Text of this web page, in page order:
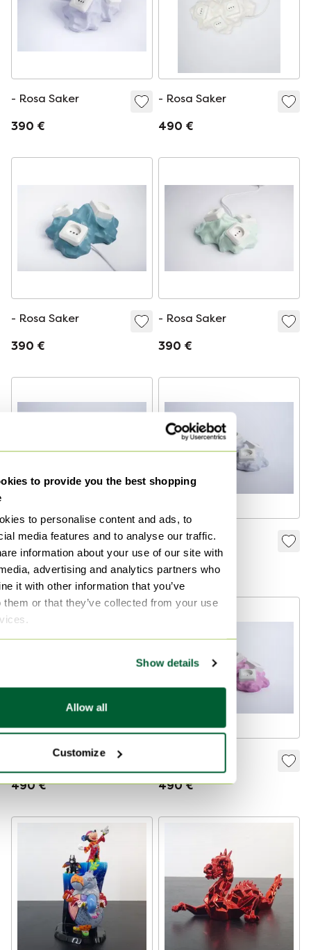
to provide you the best shopping
to personalise content and ads, to
media features and to analyse our traffic.
information about your use of our site with
advertising and analytics partners who
it with other information that you’ve
them or that they’ve collected from your use
Show details
Allow all
Customize
- Rosa Saker
390 €
- Rosa Saker
490 €
- Rosa Saker
390 €
- Rosa Saker
390 €
- Rosa Saker
490 €
- Rosa Saker
490 €
- Rosa Saker
490 € 490 €